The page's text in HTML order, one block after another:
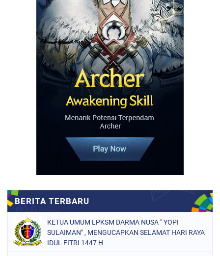
KETUA UMUM LPKSM DARMA NUSA " YOPI
SULAIMAN" , MENGUCAPKAN SELAMAT HARI RAYA
IDUL FITRI 1447 H